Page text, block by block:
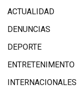
ACTUALIDAD
DENUNCIAS
DEPORTE
ENTRETENIMENTO
INTERNACIONALES